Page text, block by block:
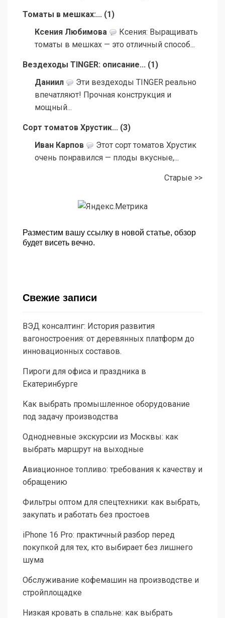
Томаты в мешках:... (1 )
Ксения Любимова
Ксения: Выращивать
томаты в мешках — это отличный способ...
Вездеходы TINGER: описание... (1 )
Даниил
Эти вездеходы TINGER реально
впечатляют! Прочная конструкция и
мощный...
Сорт томатов Хрустик... (3)
Иван Карпов
Этот сорт томатов Хрустик
очень понравился — плоды вкусные,...
Старые >>
Разместим вашу ссылку в новой статье, обзор
будет висеть вечно.
Свежие записи
ВЭД консалтинг: История развития
вагоностроения: от деревянных платформ до
инновационных составов.
Пироги для офиса и праздника в
Екатеринбурге
Как выбрать промышленное оборудование
под задачу производства
Однодневные экскурсии из Москвы: как
выбрать маршрут на выходные
Авиационное топливо: требования к качеству и
обращению
Фильтры оптом для спецтехники: как выбрать,
закупать и работать без простоев
iPhone 16 Pro: практичный разбор перед
покупкой для тех, кто выбирает без лишнего
шума
Обслуживание кофемашин на производстве и
стройплощадке
Низкая кровать в спальне: как выбрать